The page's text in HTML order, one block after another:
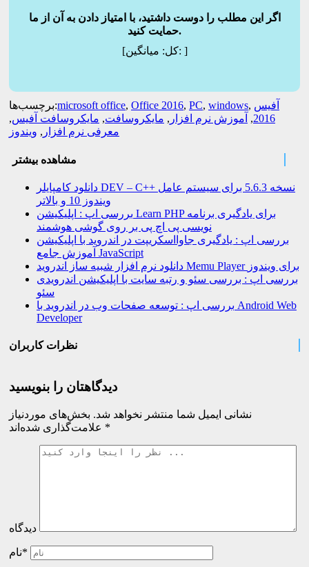
اگر این مطلب را دوست داشتید، با امتیاز دادن به آن از ما
حمایت کنید.
[کل:میانگین: ]
برچسب‌ها:microsoft office, Office 2016, PC, windows, آفیس
2016
, آموزش نرم افزار , مایکروسافت, مایکروسافت آفیس,
معرفی نرم افزار , ویندوز
مشاهده بیشتر
دانلود کامپایلر DEV – C++ نسخه 5.6.3 برای سیستم عامل
ویندوز 10 و بالاتر
بررسی اپ : اپلیکیشن Learn PHP برای یادگیری برنامه
نویسی پی اچ پی بر روی گوشی هوشمند
بررسی اپ : یادگیری جاوااسکریپت در اندروید با اپلیکیشن
آموزش جامع JavaScript
دانلود نرم افزار شبیه ساز اندروید Memu Player برای ویندوز
بررسی اپ : بررسی سئو و رتبه سایت با اپلیکیشن اندرویدی
سئو
بررسی اپ : توسعه صفحات وب در اندروید با Android Web
Developer
نظرات کاربران
دیدگاهتان را بنویسید
نشانی ایمیل شما منتشر نخواهد شد. بخش‌های موردنیاز
*
دیدگاه
نام*